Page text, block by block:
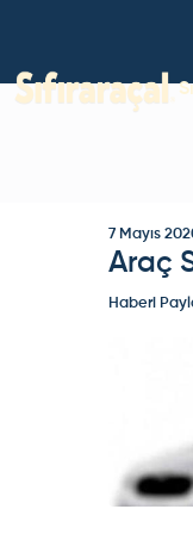
7 Mayıs
Araç
Haberi